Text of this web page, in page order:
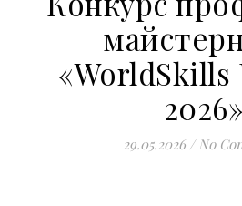
«WorldSkills
2026»
29.05.2026 / No